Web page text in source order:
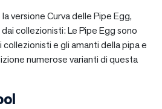
versione Curva delle Pipe Egg,
collezionisti: Le Pipe Egg sono
e gli amanti della pipa e
numerose varianti di questa